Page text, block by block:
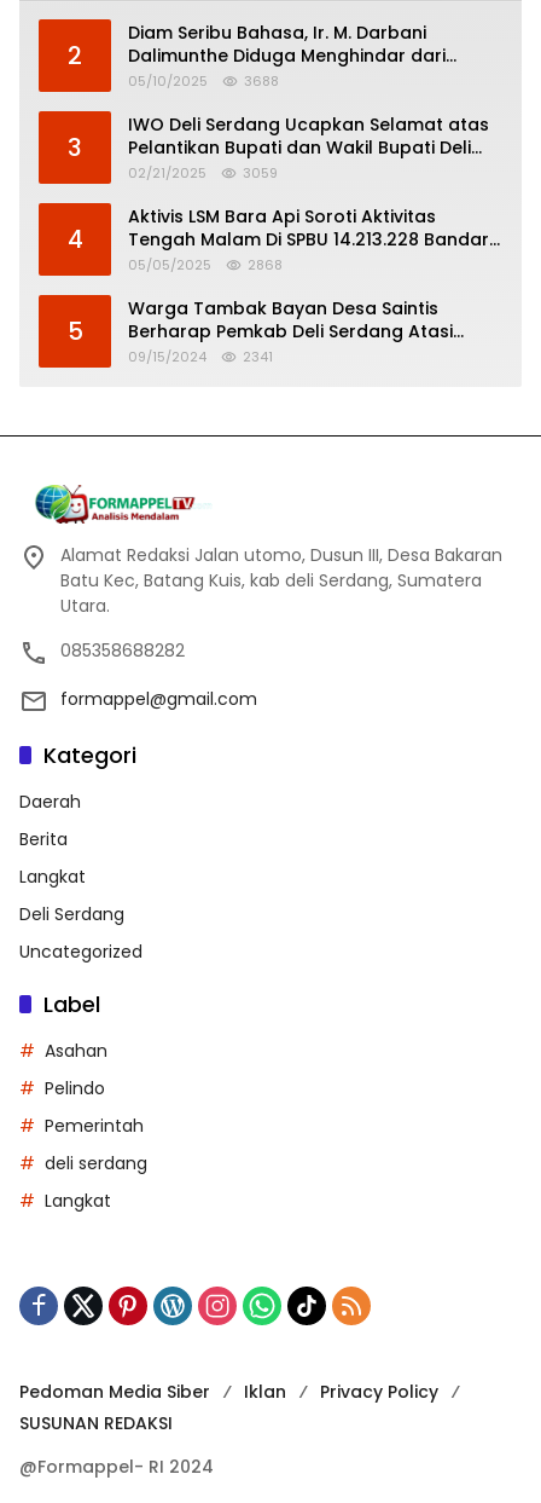
2
Diam Seribu Bahasa, Ir. M. Darbani
Dalimunthe Diduga Menghindar dari
Pertanggungjawaban Politik
05/10/2025 3688
3
IWO Deli Serdang Ucapkan Selamat atas
Pelantikan Bupati dan Wakil Bupati Deli
Serdang
02/21/2025 3059
4
Aktivis LSM Bara Api Soroti Aktivitas
Tengah Malam Di SPBU 14.213.228 Bandar
Tinggi
05/05/2025 2868
5
Warga Tambak Bayan Desa Saintis
Berharap Pemkab Deli Serdang Atasi
Banjir
09/15/2024 2341
Alamat Redaksi Jalan utomo, Dusun III, Desa Bakaran
Batu Kec, Batang Kuis, kab deli Serdang, Sumatera
Utara.
085358688282
formappel@gmail.com
Kategori
Daerah
Berita
Langkat
Deli Serdang
Uncategorized
Label
Asahan
Pelindo
Pemerintah
deli serdang
Langkat
Pedoman Media Siber Iklan
Privacy Policy
SUSUNAN REDAKSI
@Formappel- RI 2024